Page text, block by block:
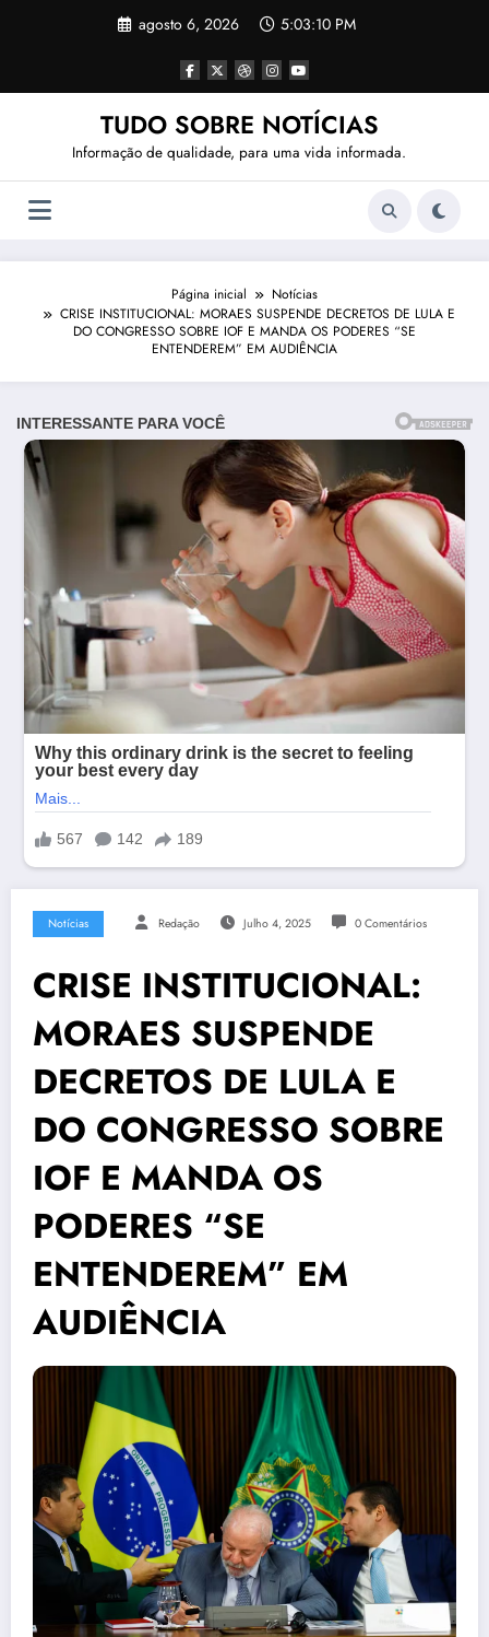
agosto 6, 2026 5:03:13 PM
TUDO SOBRE NOTÍCIAS
Informação de qualidade, para uma vida informada.
Página inicial
Notícias
CRISE INSTITUCIONAL: MORAES SUSPENDE DECRETOS DE LULA E
DO CONGRESSO SOBRE IOF E MANDA OS PODERES “SE
ENTENDEREM” EM AUDIÊNCIA
Notícias Redação Julho 4, 2025 0 Comentários
CRISE INSTITUCIONAL:
MORAES SUSPENDE
DECRETOS DE LULA E
DO CONGRESSO SOBRE
IOF E MANDA OS
PODERES “SE
ENTENDEREM” EM
AUDIÊNCIA